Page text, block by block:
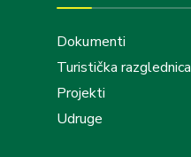
Dokumenti
Turistička razglednica
Projekti
Udruge